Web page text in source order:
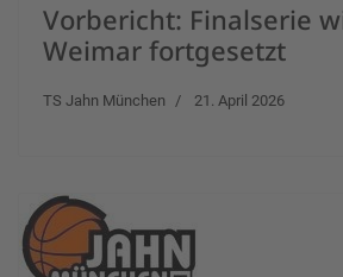
Vorbericht: Finalserie
Weimar fortgesetzt
TS Jahn München 21. April 2026